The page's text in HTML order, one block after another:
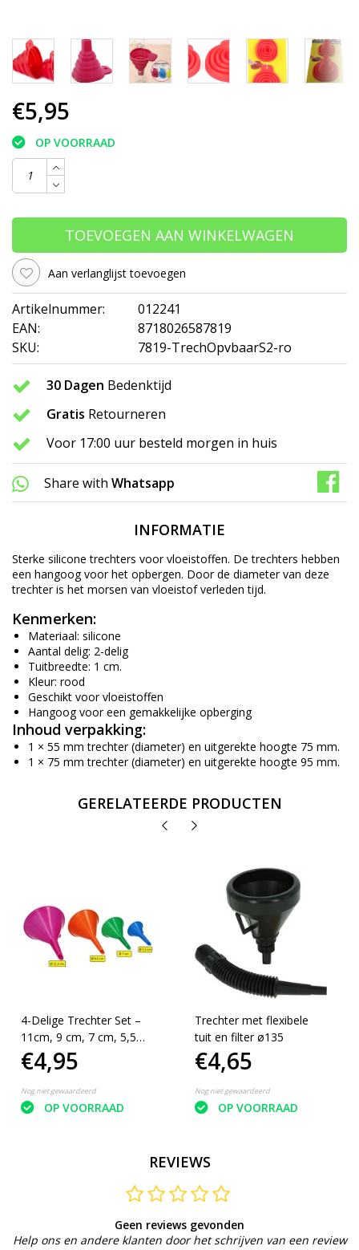
€5,95
OP VOORRAAD
TOEVOEGEN AAN WINKELWAGEN
Aan verlanglijst toevoegen
Artikelnummer:
012241
EAN:
8718026587819
SKU:
7819-TrechOpvbaarS2-ro
30 Dagen Bedenktijd
Gratis Retourneren
Voor 17:00 uur besteld morgen in huis
Share with Whatsapp
INFORMATIE
Sterke silicone trechters voor vloeistoffen. De trechters hebben
een hangoog voor het opbergen. Door de diameter van deze
trechter is het morsen van vloeistof verleden tijd.
Kenmerken:
Materiaal: silicone
Aantal delig: 2-delig
Tuitbreedte: 1 cm.
Kleur: rood
Geschikt voor vloeistoffen
Hangoog voor een gemakkelijke opberging
Inhoud verpakking:
1 × 55 mm trechter (diameter) en uitgerekte hoogte 75 mm.
1 × 75 mm trechter (diameter) en uitgerekte hoogte 95 mm.
GERELATEERDE PRODUCTEN
4-Delige Trechter Set –
11cm, 9 cm, 7 cm, 5,5
cm
€4,95
Nog niet gewaardeerd
OP VOORRAAD
Trechter met flexibele
tuit en filter ø135
€4,65
Nog niet gewaardeerd
OP VOORRAAD
REVIEWS
Geen reviews gevonden
Help ons en andere klanten door het schrijven van een review